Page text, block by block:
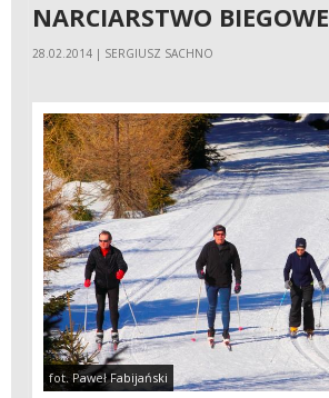
NARCIARSTWO BIEGOWE
28.02.2014 | SERGIUSZ SACHNO
fot. Paweł Fabijański